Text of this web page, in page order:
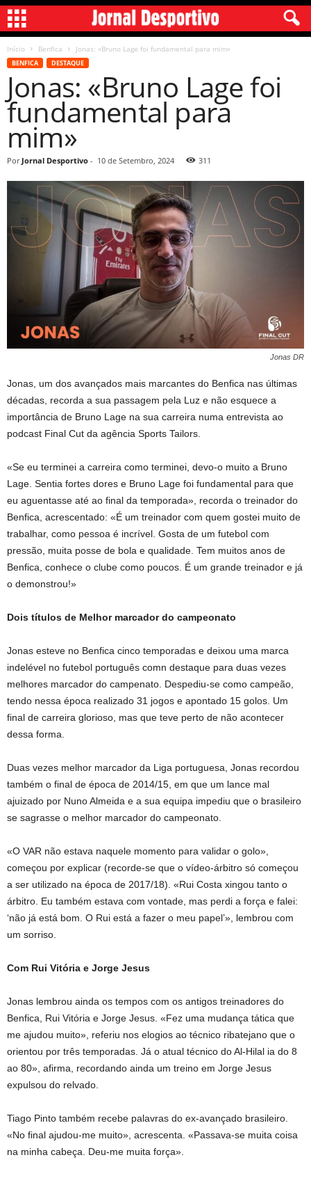
Início Benfica Jonas: «Bruno Lage foi fundamental para mim»
BENFICA DESTAQUE
Jonas: «Bruno Lage foi
fundamental para
mim»
Por Jornal Desportivo - 10 de Setembro, 2024 311
Jonas DR
Jonas, um dos avançados mais marcantes do Benfica nas últimas
décadas, recorda a sua passagem pela Luz e não esquece a
importância de Bruno Lage na sua carreira numa entrevista ao
podcast Final Cut da agência Sports Tailors.
«Se eu terminei a carreira como terminei, devo-o muito a Bruno
Lage. Sentia fortes dores e Bruno Lage foi fundamental para que
eu aguentasse até ao final da temporada», recorda o treinador do
Benfica, acrescentado: «É um treinador com quem gostei muito de
trabalhar, como pessoa é incrível. Gosta de um futebol com
pressão, muita posse de bola e qualidade. Tem muitos anos de
Benfica, conhece o clube como poucos. É um grande treinador e já
o demonstrou!»
Dois títulos de Melhor marcador do campeonato
Jonas esteve no Benfica cinco temporadas e deixou uma marca
indelével no futebol português comn destaque para duas vezes
melhores marcador do campenato. Despediu-se como campeão,
tendo nessa época realizado 31 jogos e apontado 15 golos. Um
final de carreira glorioso, mas que teve perto de não acontecer
dessa forma.
Duas vezes melhor marcador da Liga portuguesa, Jonas recordou
também o final de época de 2014/15, em que um lance mal
ajuizado por Nuno Almeida e a sua equipa impediu que o brasileiro
se sagrasse o melhor marcador do campeonato.
«O VAR não estava naquele momento para validar o golo»,
começou por explicar (recorde-se que o vídeo-árbitro só começou
a ser utilizado na época de 2017/18). «Rui Costa xingou tanto o
árbitro. Eu também estava com vontade, mas perdi a força e falei:
‘não já está bom. O Rui está a fazer o meu papel’», lembrou com
um sorriso.
Com Rui Vitória e Jorge Jesus
Jonas lembrou ainda os tempos com os antigos treinadores do
Benfica, Rui Vitória e Jorge Jesus. «Fez uma mudança tática que
me ajudou muito», referiu nos elogios ao técnico ribatejano que o
orientou por três temporadas. Já o atual técnico do Al-Hilal ia do 8
ao 80», afirma, recordando ainda um treino em Jorge Jesus
expulsou do relvado.
Tiago Pinto também recebe palavras do ex-avançado brasileiro.
«No final ajudou-me muito», acrescenta. «Passava-se muita coisa
na minha cabeça. Deu-me muita força».